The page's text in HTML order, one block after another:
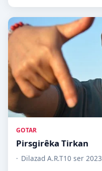
GOTAR
Pirsgirêka Tirkan
Dilazad A.R.T10 ser 2023